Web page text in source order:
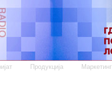
Продукција Маркетинг